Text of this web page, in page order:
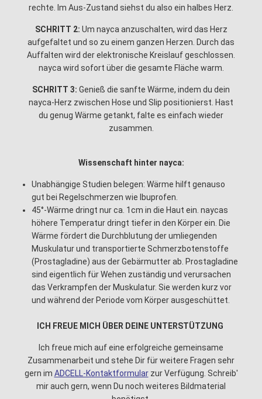
rechte. Im Aus-Zustand siehst du also ein halbes Herz.
SCHRITT 2: Um nayca anzuschalten, wird das Herz
aufgefaltet und so zu einem ganzen Herzen. Durch das
Auffalten wird der elektronische Kreislauf geschlossen.
nayca wird sofort über die gesamte Fläche warm.
SCHRITT 3: Genieß die sanfte Wärme, indem du dein
nayca-Herz zwischen Hose und Slip positionierst. Hast
du genug Wärme getankt, falte es einfach wieder
zusammen.
Wissenschaft hinter nayca:
Unabhängige Studien belegen: Wärme hilft genauso
gut bei Regelschmerzen wie Ibuprofen.
45°-Wärme dringt nur ca. 1cm in die Haut ein. naycas
höhere Temperatur dringt tiefer in den Körper ein. Die
Wärme fördert die Durchblutung der umliegenden
Muskulatur und transportierte Schmerzbotenstoffe
(Prostagladine) aus der Gebärmutter ab. Prostagladine
sind eigentlich für Wehen zuständig und verursachen
das Verkrampfen der Muskulatur. Sie werden kurz vor
und während der Periode vom Körper ausgeschüttet.
ICH FREUE MICH ÜBER DEINE UNTERSTÜTZUNG
Ich freue mich auf eine erfolgreiche gemeinsame
Zusammenarbeit und stehe Dir für weitere Fragen sehr
gern im ADCELL-Kontaktformularzur Verfügung. Schreib'
mir auch gern, wenn Du noch weiteres Bildmaterial